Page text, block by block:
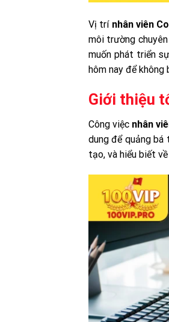
Vị trí nhân viên
môi trường
muốn phát triển
hôm nay để không
Giới thiệu
Công việc nhân
dung để quảng
tạo, và hiểu biết